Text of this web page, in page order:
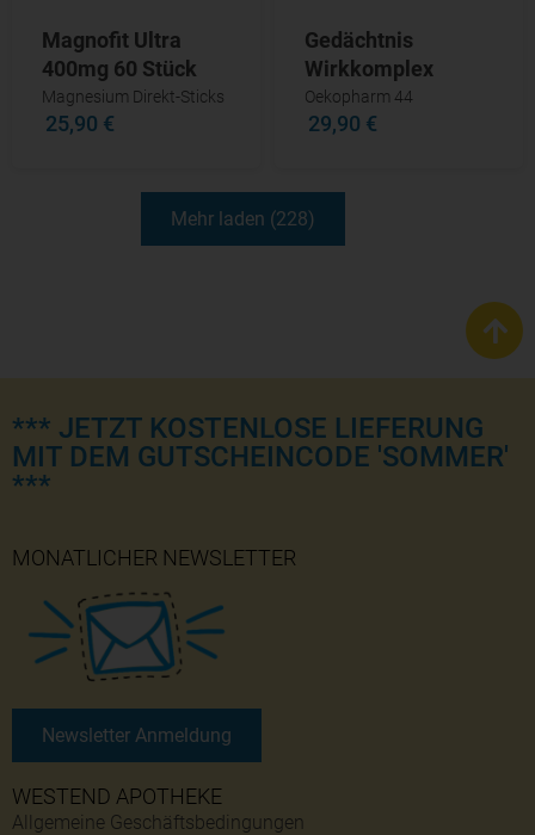
Magnofit Ultra
400mg 60 Stück
Magnesium Direkt-Sticks
25,90 €
Gedächtnis
Wirkkomplex
Oekopharm 44
29,90 €
Mehr laden (228)
*** JETZT KOSTENLOSE LIEFERUNG
MIT DEM GUTSCHEINCODE 'SOMMER'
***
WESTEND APOTHEKE
Allgemeine Geschäftsbedingungen
MONATLICHER NEWSLETTER
Newsletter Anmeldung